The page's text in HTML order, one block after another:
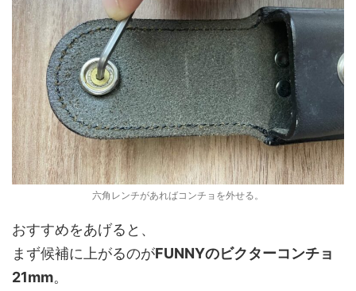
六角レンチがあればコンチョを外せる。
おすすめをあげると、
まず候補に上がるのがFUNNYのビクターコンチョ
21mm。